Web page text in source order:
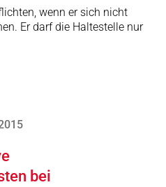
wenn er sich nicht
Er darf die Haltestelle nur
bei